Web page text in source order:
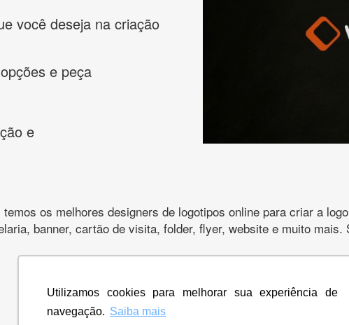
Utilizamos cookies para melhorar sua experiência de
navegação. Saiba mais
você deseja na criação
e peça
e
temos os melhores designers de logotipos online para criar a
banner, cartão de visita, folder, flyer, website e muito
CRIE SUA MARCA